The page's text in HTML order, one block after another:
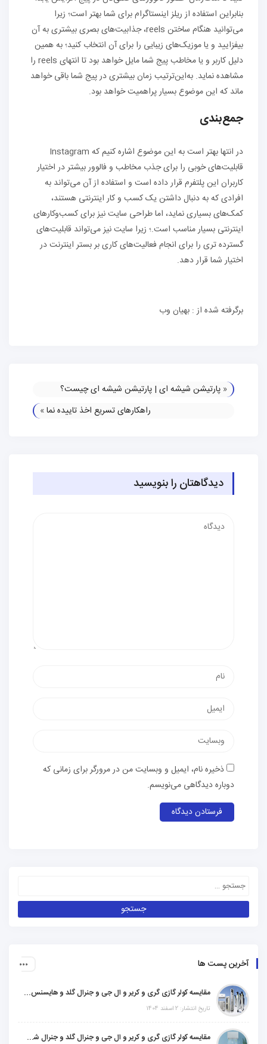
بنابراین استفاده از ریلز اینستاگرام برای شما بهتر است؛ زیرا
می‌توانید هنگام ساختن reels، جذابیت‌های بصری بیشتری به آن
بیفزایید و یا موزیک‌های زیبایی را برای آن انتخاب کنید؛ به همین
دلیل کاربر و یا مخاطب پیج شما مایل خواهد بود تا انتهای reels را
مشاهده نماید. به‌این‌ترتیب زمان بیشتری در پیج شما باقی خواهد
ماند که این موضوع بسیار پراهمیت خواهد بود.
جمع‌بندی
قابلیت‌های خوبی را برای جذب مخاطب و فالوور بیشتر در اختیار
کاربران این پلتفرم قرار داده است و استفاده از آن می‌تواند به
افرادی که به دنبال داشتن یک کسب‌ و کار اینترنتی هستند،
کمک‌های بسیاری نماید، اما طراحی سایت نیز برای کسب‌وکارهای
اینترنتی بسیار مناسب است.؛ زیرا سایت نیز می‌تواند قابلیت‌های
گسترده‌ تری را برای انجام فعالیت‌های کاری بر بستر اینترنت در
اختیار شما قرار دهد.
برگرفته شده از : بهیان وب
« پارتیشن شیشه ای | پارتیشن شیشه ای چیست؟
راهکارهای تسریع اخذ تاییده نما»
دیدگاهتان را بنویسید
ذخیره نام، ایمیل و وبسایت من در مرورگر برای زمانی که
دوباره دیدگاهی می‌نویسم.
آخرین پست ها
مقایسه کولر گازی گری و کریر و ال جی و جنرال گلد و هایسنس و مدیا و اجنرال
تاریخ انتشار: 2 اسفند 1404
مقایسه کولر گازی گری و کریر و ال جی و جنرال گلد و جنرال شکار و سامسونگ و یونیوا